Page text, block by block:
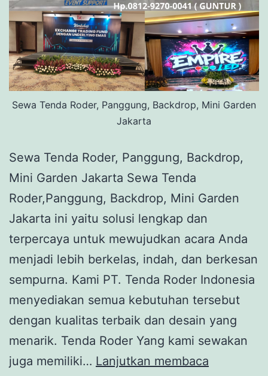
Sewa Tenda Roder, Panggung, Backdrop, Mini Garden
Jakarta
Sewa Tenda Roder, Panggung, Backdrop,
Mini Garden Jakarta Sewa Tenda
Roder,Panggung, Backdrop, Mini Garden
Jakarta ini yaitu solusi lengkap dan
terpercaya untuk mewujudkan acara Anda
menjadi lebih berkelas, indah, dan berkesan
sempurna. Kami PT. Tenda Roder Indonesia
menyediakan semua kebutuhan tersebut
dengan kualitas terbaik dan desain yang
menarik. Tenda Roder Yang kami sewakan
juga memiliki… Lanjutkan membaca